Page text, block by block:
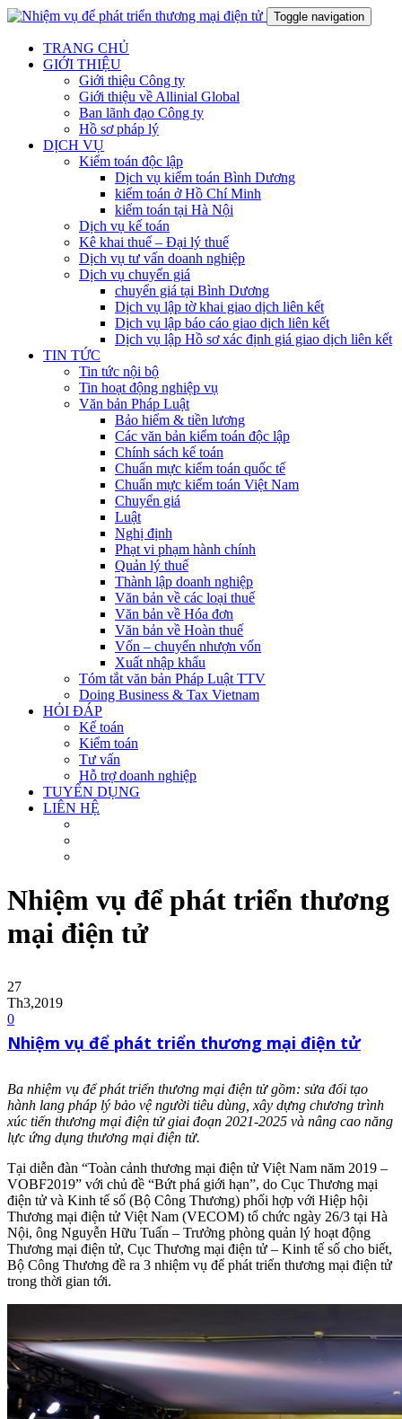
Toggle navigation
TRANG CHỦ
GIỚI THIỆU
Giới thiệu Công ty
Giới thiệu về Allinial Global
Ban lãnh đạo Công ty
Hồ sơ pháp lý
DỊCH VỤ
Kiểm toán độc lập
Dịch vụ kiểm toán Bình Dương
kiểm toán ở Hồ Chí Minh
kiểm toán tại Hà Nội
Dịch vụ kế toán
Kê khai thuế – Đại lý thuế
Dịch vụ tư vấn doanh nghiệp
Dịch vụ chuyển giá
chuyển giá tại Bình Dương
Dịch vụ lập tờ khai giao dịch liên kết
Dịch vụ lập báo cáo giao dịch liên kết
Dịch vụ lập Hồ sơ xác định giá giao dịch liên kết
TIN TỨC
Tin tức nội bộ
Tin hoạt động nghiệp vụ
Văn bản Pháp Luật
Bảo hiểm & tiền lương
Các văn bản kiểm toán độc lập
Chính sách kế toán
Chuẩn mực kiểm toán quốc tế
Chuẩn mực kiểm toán Việt Nam
Chuyển giá
Luật
Nghị định
Phạt vi phạm hành chính
Quản lý thuế
Thành lập doanh nghiệp
Văn bản về các loại thuế
Văn bản về Hóa đơn
Văn bản về Hoàn thuế
Vốn – chuyển nhượn vốn
Xuất nhập khẩu
Tóm tắt văn bản Pháp Luật TTV
Doing Business & Tax Vietnam
HỎI ĐÁP
Kế toán
Kiểm toán
Tư vấn
Hỗ trợ doanh nghiệp
TUYỂN DỤNG
LIÊN HỆ
Nhiệm vụ để phát triển thương
mại điện tử
27
Th3,2019
0
Nhiệm vụ để phát triển thương mại điện tử
Ba nhiệm vụ để phát triển thương mại điện tử gồm: sửa đổi tạo
hành lang pháp lý bảo vệ người tiêu dùng, xây dựng chương trình
xúc tiến thương mại điện tử giai đoạn 2021-2025 và nâng cao năng
lực ứng dụng thương mại điện tử.
Tại diễn đàn “Toàn cảnh thương mại điện tử Việt Nam năm 2019 –
VOBF2019” với chủ đề “Bứt phá giới hạn”, do Cục Thương mại
điện tử và Kinh tế số (Bộ Công Thương) phối hợp với Hiệp hội
Thương mại điện tử Việt Nam (VECOM) tổ chức ngày 26/3 tại Hà
Nội, ông Nguyễn Hữu Tuấn – Trưởng phòng quản lý hoạt động
Thương mại điện tử, Cục Thương mại điện tử – Kinh tế số cho biết,
Bộ Công Thương đề ra 3 nhiệm vụ để phát triển thương mại điện tử
trong thời gian tới.